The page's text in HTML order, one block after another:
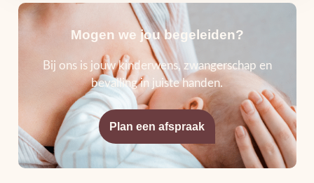
Mogen we jou begeleiden?
Bij ons is jouw kinderwens, zwangerschap en
bevalling in juiste handen.
Plan een afspraak